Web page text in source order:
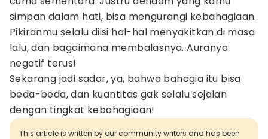
simpan dalam hati, bisa mengurangi kebahagiaan.
Pikiranmu selalu diisi hal-hal menyakitkan di masa
lalu, dan bagaimana membalasnya. Auranya
negatif terus!
Sekarang jadi sadar, ya, bahwa bahagia itu bisa
beda-beda, dan kuantitas gak selalu sejalan
dengan tingkat kebahagiaan!
This article is written by our community writers and has been